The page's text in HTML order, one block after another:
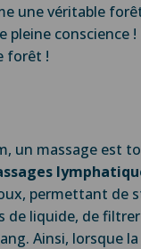
une véritable
pleine conscience
forêt !
un massage est
permettant de
liquide, de
Ainsi, lorsque